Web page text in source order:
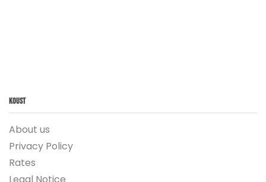
Koust
About us
Privacy Policy
Rates
Legal Notice